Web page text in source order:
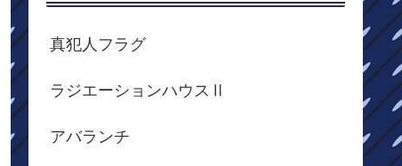
真犯人フラグ
ラジエーションハウスⅡ
アバランチ